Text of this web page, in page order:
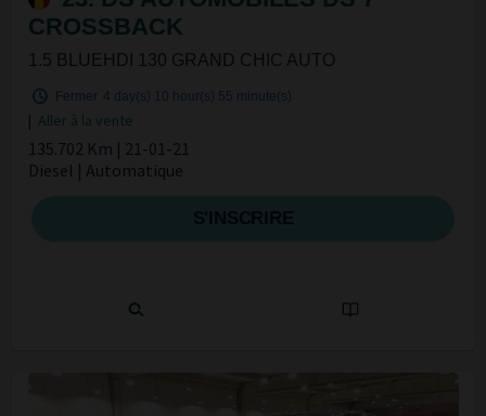
CROSSBACK
1.5 BLUEHDI 130 GRAND CHIC AUTO
Fermer 4 day(s) 10 hour(s) 55 minute(s)
| Aller à la vente
135.702 Km | 21-01-21
Diesel | Automatique